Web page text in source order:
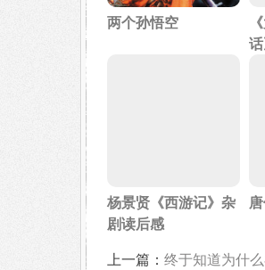
两个孙悟空
杨景贤《西游记》杂
剧读后感
上一篇： 终于知道为什